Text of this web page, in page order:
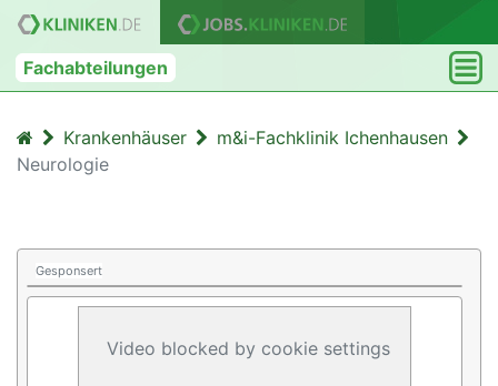
Fachabteilungen
Krankenhäuser
m&i-Fachklinik Ichenhausen
Neurologie
Gesponsert
Video blocked by cookie settings